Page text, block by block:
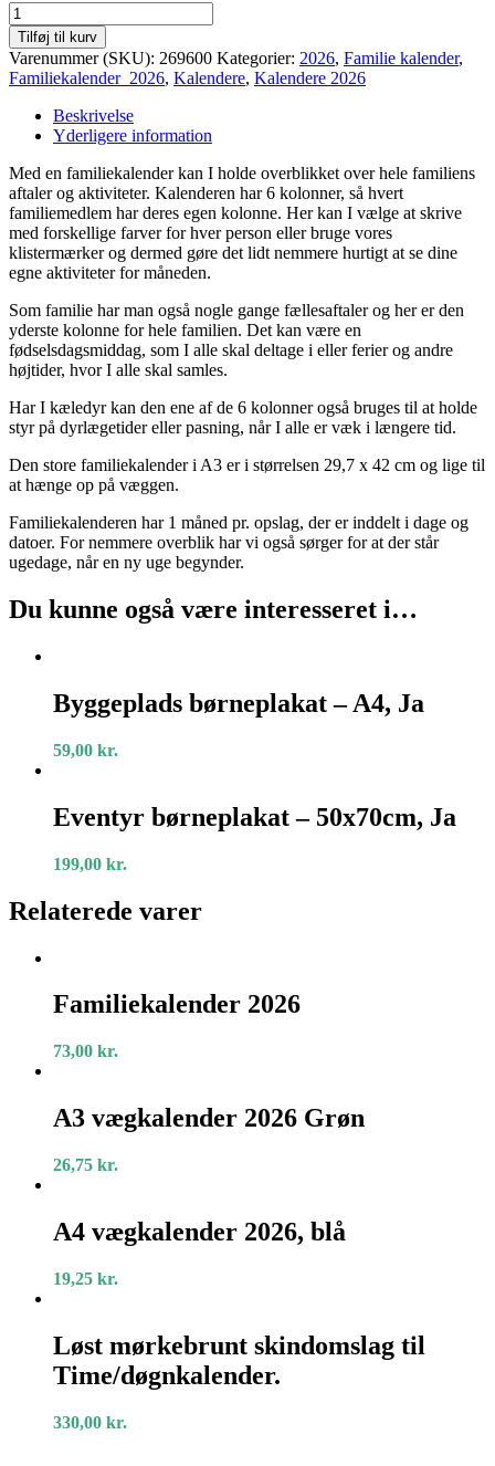
Familiens
Årskalender
A3
2026
antal
Tilføj til kurv
Varenummer (SKU): 269600 Kategorier: 2026, Familie kalender,
Familiekalender 2026, Kalendere, Kalendere 2026
Beskrivelse
Yderligere information
Med en familiekalender kan I holde overblikket over hele familiens
aftaler og aktiviteter. Kalenderen har 6 kolonner, så hvert
familiemedlem har deres egen kolonne. Her kan I vælge at skrive
med forskellige farver for hver person eller bruge vores
klistermærker og dermed gøre det lidt nemmere hurtigt at se dine
egne aktiviteter for måneden.
Som familie har man også nogle gange fællesaftaler og her er den
yderste kolonne for hele familien. Det kan være en
fødselsdagsmiddag, som I alle skal deltage i eller ferier og andre
højtider, hvor I alle skal samles.
Har I kæledyr kan den ene af de 6 kolonner også bruges til at holde
styr på dyrlægetider eller pasning, når I alle er væk i længere tid.
Den store familiekalender i A3 er i størrelsen 29,7 x 42 cm og lige til
at hænge op på væggen.
Familiekalenderen har 1 måned pr. opslag, der er inddelt i dage og
datoer. For nemmere overblik har vi også sørger for at der står
ugedage, når en ny uge begynder.
Du kunne også være interesseret i…
børneplakat
–
Ja
Byggeplads børneplakat – A4, Ja
59,00 kr.
børneplakat
–
Ja
Eventyr børneplakat – 50x70cm, Ja
199,00 kr.
Relaterede varer
2026
Familiekalender 2026
73,00 kr.
vægkalender
2026
A3 vægkalender 2026 Grøn
26,75 kr.
vægkalender
2026,
A4 vægkalender 2026, blå
19,25 kr.
mørkebrunt
skindomslag
til
Løst mørkebrunt skindomslag til
Time/døgnkalender.
330,00 kr.